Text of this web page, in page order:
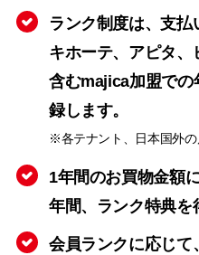
ランク制度は、支払
キホーテ、アピタ
含むmajica加盟で
録します。
※各テナント、日本国外の
1年間のお買物金額
年間、ランク特典を
会員ランクに応じ